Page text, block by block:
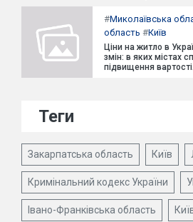
#Миколаївська
область #Київ
Ціни на житло в
змін: в яких містах
підвищення вартості.
Теги
Закарпатська область Київ
Кримінальний кодекс України
Івано-Франківська область